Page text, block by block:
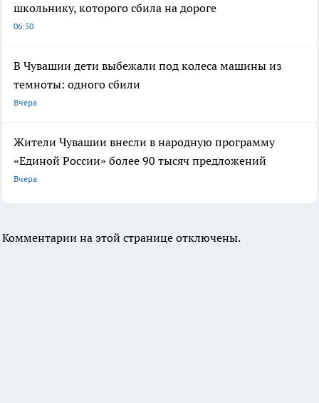
школьнику, которого сбила на дороге
06:50
В Чувашии дети выбежали под колеса машины из
темноты: одного сбили
Вчера
Жители Чувашии внесли в народную программу
«Единой России» более 90 тысяч предложений
Вчера
Комментарии на этой странице отключены.